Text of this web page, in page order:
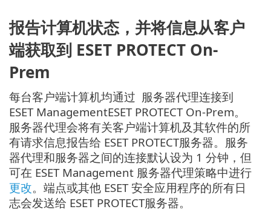
报告计算机状态，并将信息从客户
端获取到 ESET PROTECT On-
Prem
每台客户端计算机均通过 服务器代理连接到
ESET ManagementESET PROTECT On-Prem。
服务器代理会将有关客户端计算机及其软件的所
有请求信息报告给 ESET PROTECT服务器。服务
器代理和服务器之间的连接默认设为 1 分钟，但
可在 ESET Management 服务器代理策略中进行
更改。端点或其他 ESET 安全应用程序的所有日
志会发送给 ESET PROTECT服务器。